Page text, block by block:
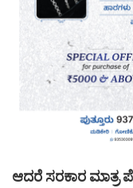
ಆದರೆ ಸರಕಾರ